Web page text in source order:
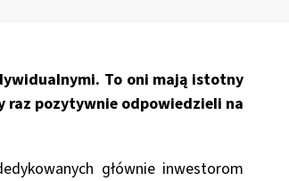
To oni mają istotny
raz pozytywnie odpowiedzieli na
głównie inwestorom